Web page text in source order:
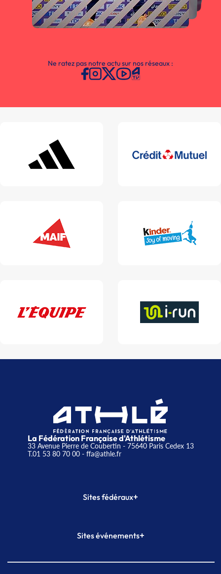
Ne ratez pas notre actu sur nos réseaux :
La Fédération Française d'Athlétisme
33 Avenue Pierre de Coubertin - 75640 Paris Cedex 13
T.01 53 80 70 00- ffa@athle.fr
Sites fédéraux+
Plateforme Formation
Sites événements+
Meeting de Paris indoor